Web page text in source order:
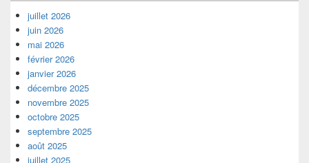
juillet 2026
juin 2026
mai 2026
février 2026
janvier 2026
décembre 2025
novembre 2025
octobre 2025
septembre 2025
août 2025
juillet 2025